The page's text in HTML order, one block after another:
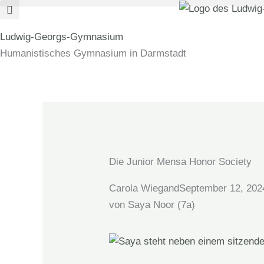
Zum
springen
Ludwig-Georgs-Gymnasium
Humanistisches Gymnasium in Darmstadt
Die Junior Mensa Honor Society
Carola WiegandSeptember 12,
von Saya Noor (7a)